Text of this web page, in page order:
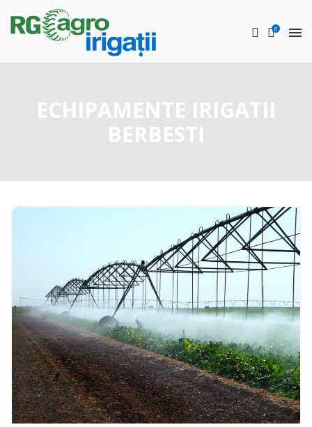
0
ECHIPAMENTE IRIGATII
BERBESTI